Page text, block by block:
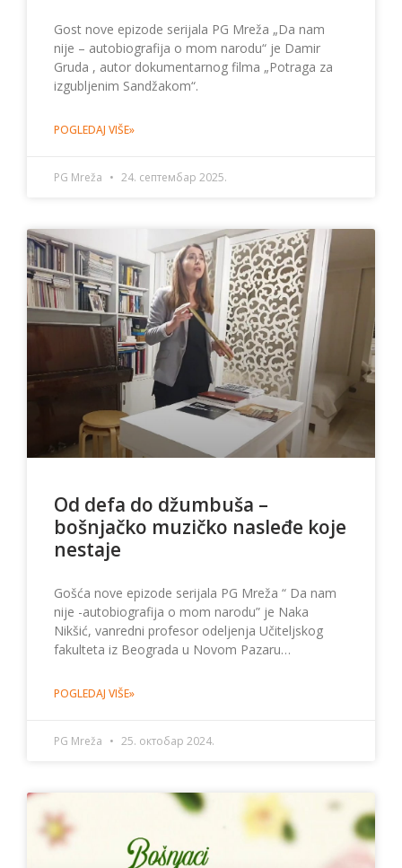
Gost nove epizode serijala PG Mreža „Da nam
nije – autobiografija o mom narodu“ je Damir
Gruda , autor dokumentarnog filma „Potraga za
izgubljenim Sandžakom“.
POGLEDAJ VIŠE»
PG Mreža 24. септембар 2025.
Od defa do džumbuša –
bošnjačko muzičko nasleđe koje
nestaje
Gošća nove epizode serijala PG Mreža “ Da nam
nije -autobiografija o mom narodu” je Naka
Nikšić, vanredni profesor odeljenja Učiteljskog
fakulteta iz Beograda u Novom Pazaru…
POGLEDAJ VIŠE»
PG Mreža 25. октобар 2024.